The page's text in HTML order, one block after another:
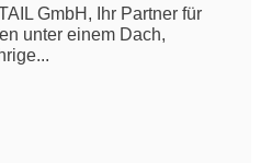
GmbH, Ihr Partner für
unter einem Dach,